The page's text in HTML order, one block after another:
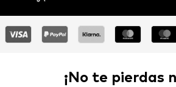
¡No te pierdas